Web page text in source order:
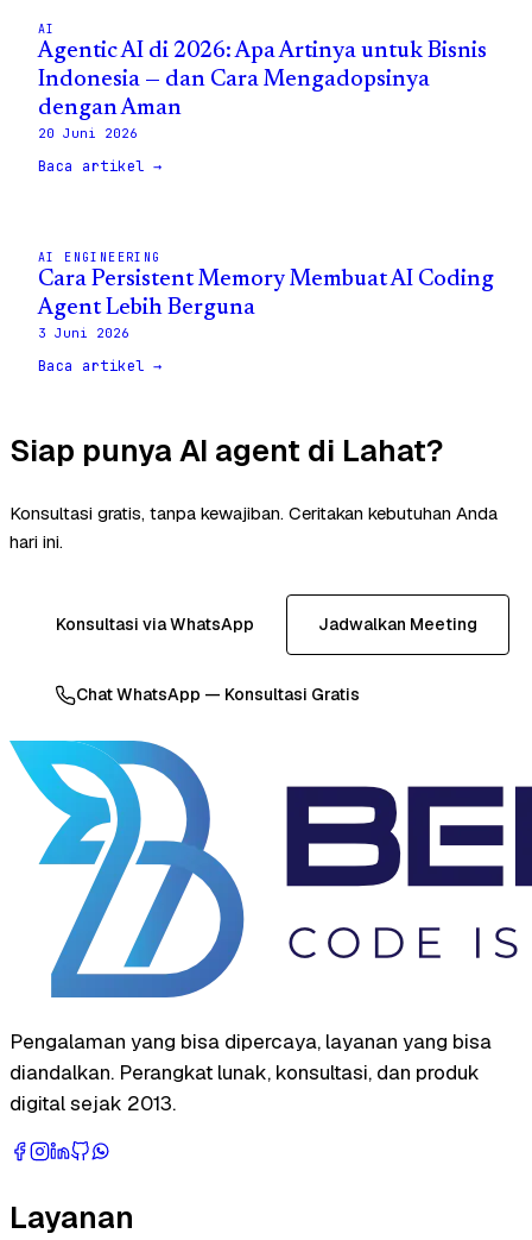
AI
Agentic AI di 2026: Apa Artinya untuk Bisnis
Indonesia — dan Cara Mengadopsinya
dengan Aman
20 Juni 2026
Baca artikel →
AI ENGINEERING
Cara Persistent Memory Membuat AI Coding
Agent Lebih Berguna
3 Juni 2026
Baca artikel →
Siap punya AI agent di Lahat?
Konsultasi gratis, tanpa kewajiban. Ceritakan kebutuhan Anda
hari ini.
Konsultasi via WhatsApp Jadwalkan Meeting
Chat WhatsApp — Konsultasi Gratis
Pengalaman yang bisa dipercaya, layanan yang bisa
diandalkan. Perangkat lunak, konsultasi, dan produk
digital sejak 2013.
Layanan